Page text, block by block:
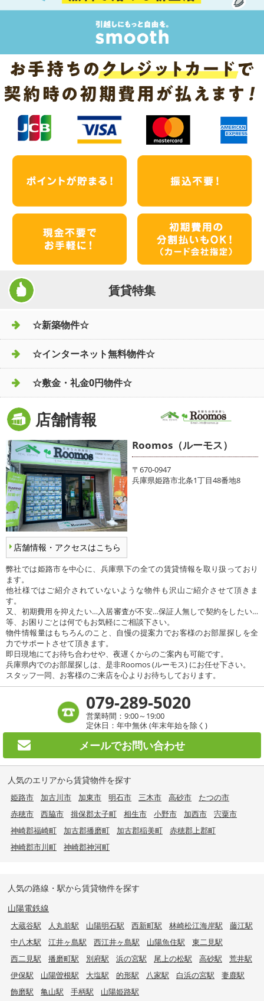
賃貸特集
☆新築物件☆
☆インターネット無料物件☆
☆敷金・礼金0円物件☆
店舗情報
店舗情報・アクセスはこちら
Roomos（ルーモス）
〒670-0947
兵庫県姫路市北条1丁目48番地8
弊社では姫路市を中心に、兵庫県下の全ての賃貸情報を取り扱っており
ます。
他社様ではご紹介されていないような物件も沢山ご紹介させて頂きま
す。
又、初期費用を抑えたい…入居審査が不安…保証人無しで契約をしたい…
等、お困りごとは何でもお気軽にご相談下さい。
物件情報量はもちろんのこと、自慢の提案力でお客様のお部屋探しを全
力でサポートさせて頂きます。
即日現地にてお待ち合わせや、夜遅くからのご案内も可能です。
兵庫県内でのお部屋探しは、是非Roomos (ルーモス) にお任せ下さい。
スタッフ一同、お客様のご来店を心よりお待ちしております。
079-289-5020
営業時間：9:00～19:00
定休日：年中無休 (年末年始を除く)
メールでお問い合わせ
人気のエリアから賃貸物件を探す
姫路市 加古川市 加東市 明石市 三木市 高砂市
たつの市
赤穂市
西脇市 揖保郡太子町 相生市 小野市 加西市
宍粟市
神崎郡福崎町
加古郡播磨町 加古郡稲美町
赤穂郡上郡町
神崎郡市川町
神崎郡神河町
人気の路線・駅から賃貸物件を探す
山陽電鉄線
大蔵谷駅 人丸前駅 山陽明石駅 西新町駅 林崎松江海岸駅
藤江駅
中八木駅
江井ヶ島駅 西江井ヶ島駅 山陽魚住駅
東二見駅
西二見駅
播磨町駅 別府駅 浜の宮駅 尾上の松駅 高砂駅
荒井駅
伊保駅
山陽曽根駅 大塩駅 的形駅 八家駅 白浜の宮駅
妻鹿駅
飾磨駅
亀山駅 手柄駅 山陽姫路駅